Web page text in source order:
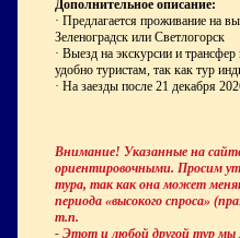
Дополнительное описание:
· Предлагается проживание на
Зеленоградск или Светлогорск
· Выезд на экскурсии и
удобно туристам, так как тур
· На заезды после 21 декабря
Внимание! Указанные на
ориентировочными. Просим
тура, так как она может
периода «высокого спроса»
т.п.
- Этот и любой другой тур мы